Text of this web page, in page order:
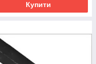
Купити